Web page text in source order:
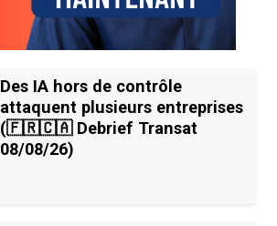
Des IA hors de contrôle
attaquent plusieurs entreprises
(🇫🇷🇨🇦 Debrief Transat
08/08/26)